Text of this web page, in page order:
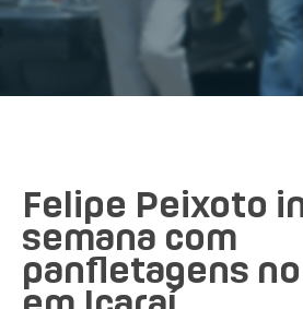
Felipe Peixoto
semana com
panfletagens